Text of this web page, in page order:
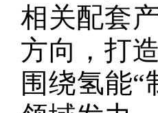
相关配套
方向，打
围绕氢能